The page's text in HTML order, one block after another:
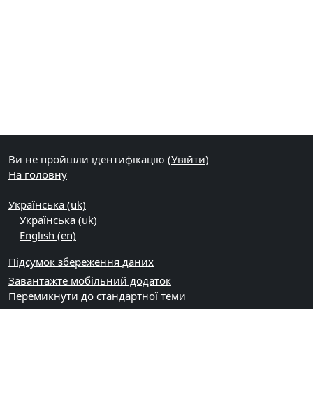
Ви не пройшли ідентифікацію (Увійти)
На головну
Українська ‎(uk)‎
Українська ‎(uk)‎
English ‎(en)‎
Підсумок збереження даних
Завантажте мобільний додаток
Перемикнути до стандартної теми